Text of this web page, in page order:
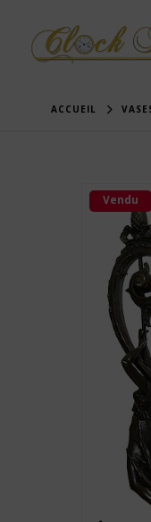
ACCUEIL
Vendu